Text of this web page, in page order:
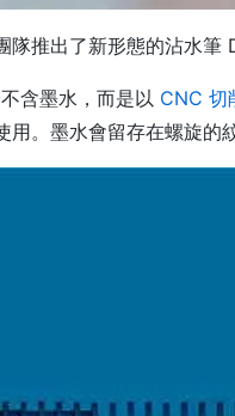
推出了新形態的沾水筆
含墨水，而是以 CNC 切
。墨水會留存在螺旋的